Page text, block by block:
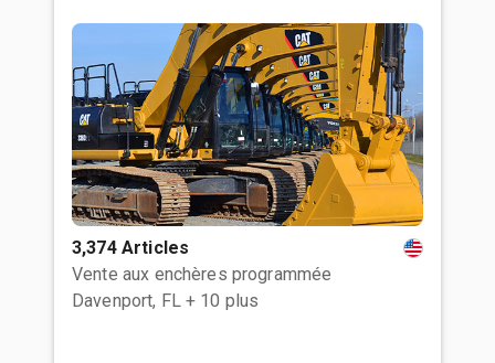
3,374 Articles
Vente aux enchères programmée
Davenport, FL + 10 plus